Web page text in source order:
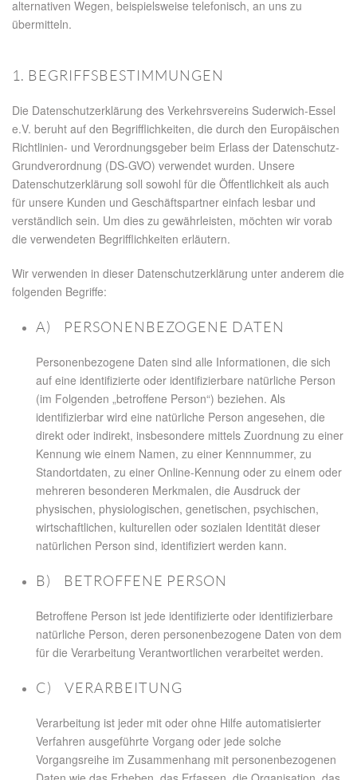
alternativen Wegen, beispielsweise telefonisch, an uns zu
übermitteln.
1. BEGRIFFSBESTIMMUNGEN
Die Datenschutzerklärung des Verkehrsvereins Suderwich-Essel
e.V. beruht auf den Begrifflichkeiten, die durch den Europäischen
Richtlinien- und Verordnungsgeber beim Erlass der Datenschutz-
Grundverordnung (DS-GVO) verwendet wurden. Unsere
Datenschutzerklärung soll sowohl für die Öffentlichkeit als auch
für unsere Kunden und Geschäftspartner einfach lesbar und
verständlich sein. Um dies zu gewährleisten, möchten wir vorab
die verwendeten Begrifflichkeiten erläutern.
Wir verwenden in dieser Datenschutzerklärung unter anderem die
folgenden Begriffe:
A) PERSONENBEZOGENE DATEN
Personenbezogene Daten sind alle Informationen, die sich
auf eine identifizierte oder identifizierbare natürliche Person
(im Folgenden „betroffene Person“) beziehen. Als
identifizierbar wird eine natürliche Person angesehen, die
direkt oder indirekt, insbesondere mittels Zuordnung zu einer
Kennung wie einem Namen, zu einer Kennnummer, zu
Standortdaten, zu einer Online-Kennung oder zu einem oder
mehreren besonderen Merkmalen, die Ausdruck der
physischen, physiologischen, genetischen, psychischen,
wirtschaftlichen, kulturellen oder sozialen Identität dieser
natürlichen Person sind, identifiziert werden kann.
B) BETROFFENE PERSON
Betroffene Person ist jede identifizierte oder identifizierbare
natürliche Person, deren personenbezogene Daten von dem
für die Verarbeitung Verantwortlichen verarbeitet werden.
C) VERARBEITUNG
Verarbeitung ist jeder mit oder ohne Hilfe automatisierter
Verfahren ausgeführte Vorgang oder jede solche
Vorgangsreihe im Zusammenhang mit personenbezogenen